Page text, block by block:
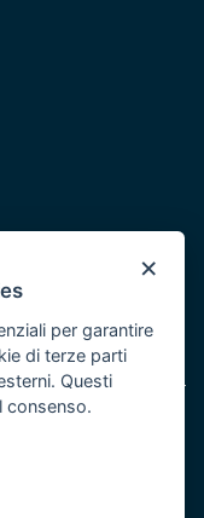
Puglia 2014/2020 -
×
per garantire
di terze parti
Questi
consenso.